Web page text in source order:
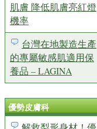
肌膚 降低肌膚亮紅燈
機率
台灣在地製造生產
的專屬敏感肌適用保
養品 – LAGINA
優勢皮膚科